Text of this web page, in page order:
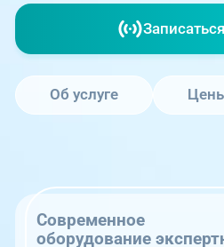
Об услуге
Современное
оборудование